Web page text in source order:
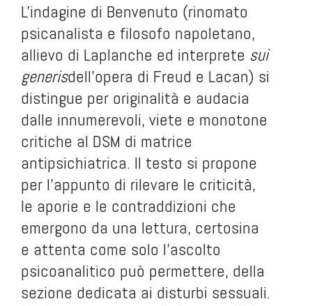
L'indagine di Benvenuto (rinomato
psicanalista e filosofo napoletano,
allievo di Laplanche ed interprete sui
generisdell’opera di Freud e Lacan) si
distingue per originalità e audacia
dalle innumerevoli, viete e monotone
critiche al DSM di matrice
antipsichiatrica. Il testo si propone
per l’appunto di rilevare le criticità,
le aporie e le contraddizioni che
emergono da una lettura, certosina
e attenta come solo l’ascolto
psicoanalitico può permettere, della
sezione dedicata ai disturbi sessuali.